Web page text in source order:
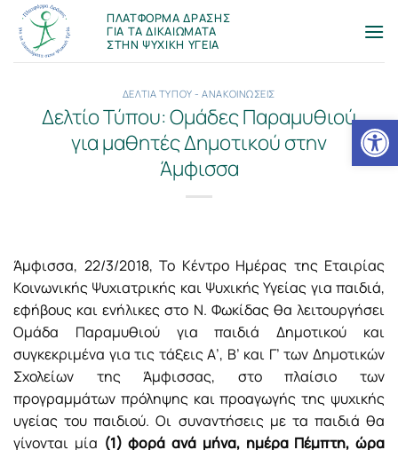
Μετάβαση
στο
περιεχόμενο
ΠΛΑΤΦΟΡΜΑ ΔΡΑΣΗΣ
ΓΙΑ ΤΑ ΔΙΚΑΙΩΜΑΤΑ
ΣΤΗΝ ΨΥΧΙΚΗ ΥΓΕΙΑ
ΔΕΛΤΙΑ ΤΥΠΟΥ - ΑΝΑΚΟΙΝΩΣΕΙΣ
Δελτίο Τύπου: Ομάδες Παραμυθιού
για μαθητές Δημοτικού στην
Άμφισσα
Άμφισσα, 22/3/2018, Το Κέντρο Ημέρας της Εταιρίας
Κοινωνικής Ψυχιατρικής και Ψυχικής Υγείας για παιδιά,
εφήβους και ενήλικες στο Ν. Φωκίδας θα λειτουργήσει
Ομάδα Παραμυθιού για παιδιά Δημοτικού και
συγκεκριμένα για τις τάξεις Α’, Β’ και Γ’ των Δημοτικών
Σχολείων της Άμφισσας, στο πλαίσιο των
προγραμμάτων πρόληψης και προαγωγής της ψυχικής
υγείας του παιδιού. Οι συναντήσεις με τα παιδιά θα
γίνονται μία (1) φορά ανά μήνα, ημέρα Πέμπτη, ώρα